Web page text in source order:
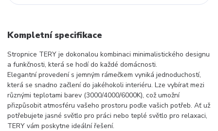
Kompletní specifikace
Stropnice TERY je dokonalou kombinaci minimalistického designu
a funkčnosti, která se hodí do každé domácnosti.
Elegantní provedení s jemným rámečkem vyniká jednoduchostí,
která se snadno začlení do jakéhokoli interiéru. Lze vybírat mezi
různými teplotami barev (3000/4000/6000K), což umožní
přizpůsobit atmosféru vašeho prostoru podle vašich potřeb. Ať už
potřebujete jasné světlo pro práci nebo teplé světlo pro relaxaci,
TERY vám poskytne ideální řešení.